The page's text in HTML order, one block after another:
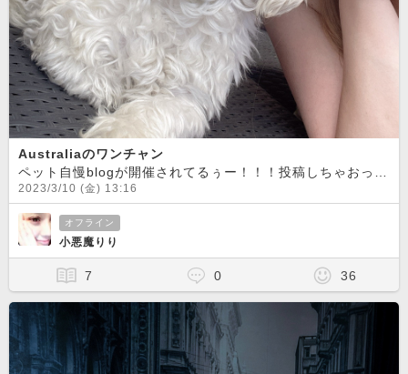
Australiaのワンチャン
2023/3/10 (金) 13:16
オフライン
小悪魔りり
7 0 36